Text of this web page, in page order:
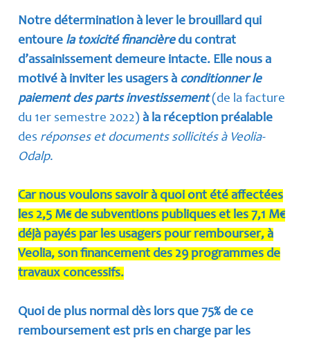
Notre détermination à lever le brouillard qui
entoure la toxicité financière du contrat
d’assainissement demeure intacte. Elle nous a
motivé à inviter les usagers à conditionner le
paiement des parts investissement(de la facture
du 1er semestre 2022) à la réception préalable
des réponses et documents sollicités à Veolia-
Odalp.
Car nous voulons savoir à quoi ont été affectées
les 2,5 M€ de subventions publiques et les 7,1 M€
déjà payés par les usagers pour rembourser, à
Veolia, son financement des 29 programmes de
travaux concessifs.
Quoi de plus normal dès lors que 75% de ce
remboursement est pris en charge par les